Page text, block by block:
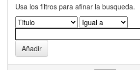
Usa los filtros para afinar la busqueda.